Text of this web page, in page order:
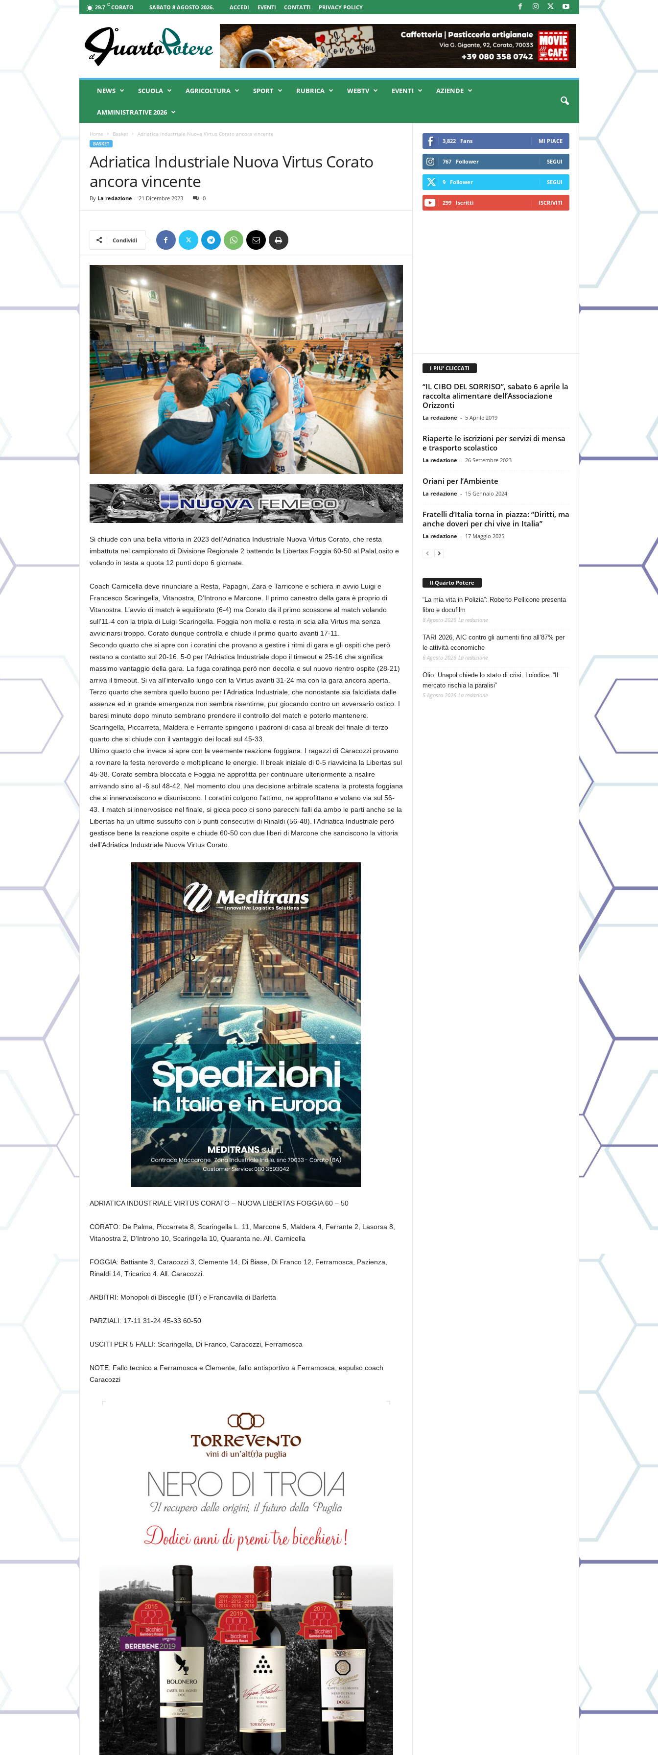
29.7 C CORATO SABATO 8 AGOSTO 2026. ACCEDI EVENTI CONTATTI PRIVACY POLICY
Q
NEWS SCUOLA AGRICOLTURA SPORT RUBRICA WEBTV EVENTI AZIENDE
AMMINISTRATIVE 2026
Home Basket Adriatica Industriale Nuova Virtus Corato ancora vincente
BASKET
Adriatica Industriale Nuova Virtus Corato
ancora vincente
By La redazione - 21 Dicembre 2023 0
Condividi
Si chiude con una bella vittoria in 2023 dell’Adriatica Industriale Nuova Virtus Corato, che resta
imbattuta nel campionato di Divisione Regionale 2 battendo la Libertas Foggia 60-50 al PalaLosito e
volando in testa a quota 12 punti dopo 6 giornate.
Coach Carnicella deve rinunciare a Resta, Papagni, Zara e Tarricone e schiera in avvio Luigi e
Francesco Scaringella, Vitanostra, D’Introno e Marcone. Il primo canestro della gara è proprio di
Vitanostra. L’avvio di match è equilibrato (6-4) ma Corato da il primo scossone al match volando
sull’11-4 con la tripla di Luigi Scaringella. Foggia non molla e resta in scia alla Virtus ma senza
avvicinarsi troppo. Corato dunque controlla e chiude il primo quarto avanti 17-11.
Secondo quarto che si apre con i coratini che provano a gestire i ritmi di gara e gli ospiti che però
restano a contatto sul 20-16. 5-0 per l’Adriatica Industriale dopo il timeout e 25-16 che significa
massimo vantaggio della gara. La fuga coratinqa però non decolla e sul nuovo rientro ospite (28-21)
arriva il timeout. Si va all’intervallo lungo con la Virtus avanti 31-24 ma con la gara ancora aperta.
Terzo quarto che sembra quello buono per l’Adriatica Industriale, che nonostante sia falcidiata dalle
assenze ed in grande emergenza non sembra risentirne, pur giocando contro un avversario ostico. I
baresi minuto dopo minuto sembrano prendere il controllo del match e poterlo mantenere.
Scaringella, Piccarreta, Maldera e Ferrante spingono i padroni di casa al break del finale di terzo
quarto che si chiude con il vantaggio dei locali sul 45-33.
Ultimo quarto che invece si apre con la veemente reazione foggiana. I ragazzi di Caracozzi provano
a rovinare la festa neroverde e moltiplicano le energie. Il break iniziale di 0-5 riavvicina la Libertas sul
45-38. Corato sembra bloccata e Foggia ne approfitta per continuare ulteriormente a risalire
arrivando sino al -6 sul 48-42. Nel momento clou una decisione arbitrale scatena la protesta foggiana
che si innervosiscono e disuniscono. I coratini colgono l’attimo, ne approfittano e volano via sul 56-
43. il match si innervosisce nel finale, si gioca poco ci sono parecchi falli da ambo le parti anche se la
Libertas ha un ultimo sussulto con 5 punti consecutivi di Rinaldi (56-48). l’Adriatica Industriale però
gestisce bene la reazione ospite e chiude 60-50 con due liberi di Marcone che sanciscono la vittoria
dell’Adriatica Industriale Nuova Virtus Corato.
ADRIATICA INDUSTRIALE VIRTUS CORATO – NUOVA LIBERTAS FOGGIA 60 – 50
CORATO: De Palma, Piccarreta 8, Scaringella L. 11, Marcone 5, Maldera 4, Ferrante 2, Lasorsa 8,
Vitanostra 2, D’Introno 10, Scaringella 10, Quaranta ne. All. Carnicella
FOGGIA: Battiante 3, Caracozzi 3, Clemente 14, Di Biase, Di Franco 12, Ferramosca, Pazienza,
Rinaldi 14, Tricarico 4. All. Caracozzi.
ARBITRI: Monopoli di Bisceglie (BT) e Francavilla di Barletta
PARZIALI: 17-11 31-24 45-33 60-50
USCITI PER 5 FALLI: Scaringella, Di Franco, Caracozzi, Ferramosca
NOTE: Fallo tecnico a Ferramosca e Clemente, fallo antisportivo a Ferramosca, espulso coach
Caracozzi
3,822 Fans MI PIACE
767 Follower SEGUI
9 Follower SEGUI
299 Iscritti ISCRIVITI
I PIU' CLICCATI
“IL CIBO DEL SORRISO”, sabato 6 aprile la
raccolta alimentare dell’Associazione
Orizzonti
La redazione - 5 Aprile 2019
Riaperte le iscrizioni per servizi di mensa
e trasporto scolastico
La redazione - 26 Settembre 2023
Oriani per l’Ambiente
La redazione - 15 Gennaio 2024
Fratelli d’Italia torna in piazza: “Diritti, ma
anche doveri per chi vive in Italia”
La redazione - 17 Maggio 2025
Il Quarto Potere
“La mia vita in Polizia”: Roberto Pellicone presenta
libro e docufilm
8 Agosto 2026 La redazione
TARI 2026, AIC contro gli aumenti fino all’87% per
le attività economiche
6 Agosto 2026 La redazione
Olio: Unapol chiede lo stato di crisi. Loiodice: “Il
mercato rischia la paralisi”
5 Agosto 2026 La redazione